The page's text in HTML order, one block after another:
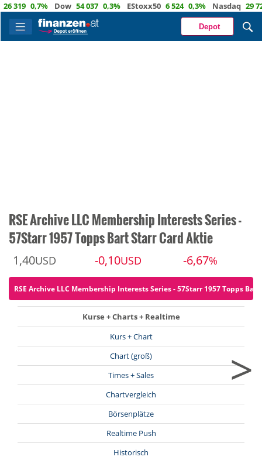
0,7% Dow 54 037 0,3% EStoxx50 6 524 0,3% Nasdaq 29 722
Depot
RSE Archive LLC Membership Interests Series -
57Starr 1957 Topps Bart Starr Card Aktie
1,40USD -0,10USD -6,67%
RSE Archive LLC Membership Interests Series - 57Starr 1957 Topps
Kurse + Charts + Realtime
Kurs + Chart
Chart (groß)
Times + Sales
Chartvergleich
Börsenplätze
Realtime Push
Historisch
>